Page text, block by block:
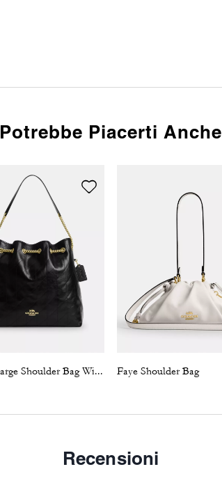
Potrebbe Piacerti Anche
Evelyn Large Shoulder Bag With Quilting Faye Shoulder Bag
Recensioni